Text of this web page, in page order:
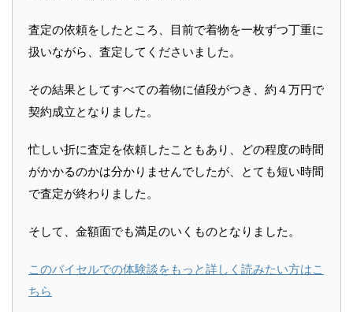
査定の依頼をしたところ、目前で着物を一枚ずつ丁重に
扱いながら、査定してくださいました。
その結果としてすべての着物に値段がつき、約４万円で
契約成立となりました。
忙しい折に査定を依頼したこともあり、どの程度の時間
がかかるのかは分かりませんでしたが、とても短い時間
で査定が終わりました。
そして、金額面でも満足のいくものとなりました。
このバイセルでの体験談をもっと詳しく読みたい方はこ
ちら